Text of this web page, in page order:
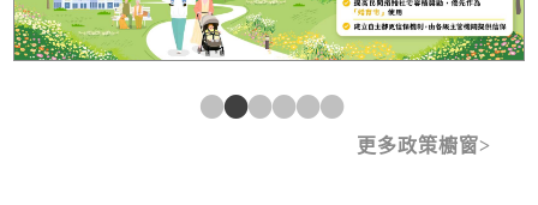
更多政策櫥窗